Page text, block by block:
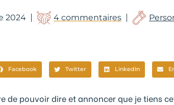
2024 4 commentaires
Facebook Twitter LinkedIn
de pouvoir dire et annoncer que je tiens